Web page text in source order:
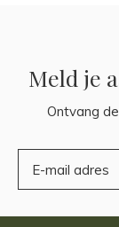
Meld je
Ontvang